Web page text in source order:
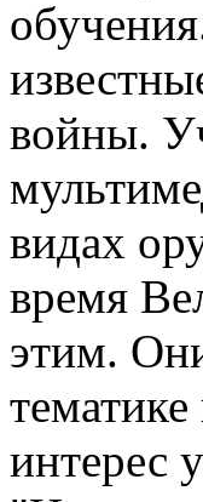
войны.
видах
время
этим.
интерес